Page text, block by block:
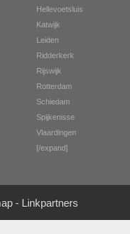
Hellevoetsluis
Katwijk
Leiden
Ridderkerk
Rijswijk
Rotterdam
Schiedam
Spijkenisse
Vlaardingen
[/expand]
- Linkpartners